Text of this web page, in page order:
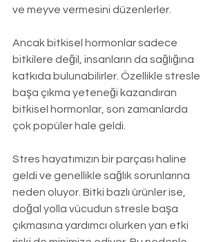
ve meyve vermesini düzenlerler.
Ancak bitkisel hormonlar sadece
bitkilere değil, insanların da sağlığına
katkıda bulunabilirler. Özellikle stresle
başa çıkma yeteneği kazandıran
bitkisel hormonlar, son zamanlarda
çok popüler hale geldi.
Stres hayatımızın bir parçası haline
geldi ve genellikle sağlık sorunlarına
neden oluyor. Bitki bazlı ürünler ise,
doğal yolla vücudun stresle başa
çıkmasına yardımcı olurken yan etki